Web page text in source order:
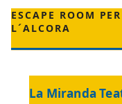
ESCAPE ROOM
L´ALCORA
La Miranda